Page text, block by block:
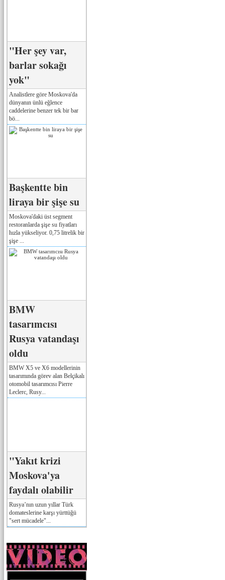
"Her şey var,
barlar sokağı
yok"
Analistlere göre Moskova'da
dünyanın ünlü eğlence
caddelerine benzer tek bir bar
bö...
Başkentte bin
liraya bir şişe su
Moskova'daki üst segment
restoranlarda şişe su fiyatları
hızla yükseliyor. 0,75 litrelik bir
şişe ...
BMW
tasarımcısı
Rusya vatandaşı
oldu
BMW X5 ve X6 modellerinin
tasarımında görev alan Belçikalı
otomobil tasarımcısı Pierre
Leclerc, Rusy...
"Yakıt krizi
Moskova'ya
faydalı olabilir
Rusya’nın uzun yıllar Türk
domateslerine karşı yürttüğü
"sert mücadele"...